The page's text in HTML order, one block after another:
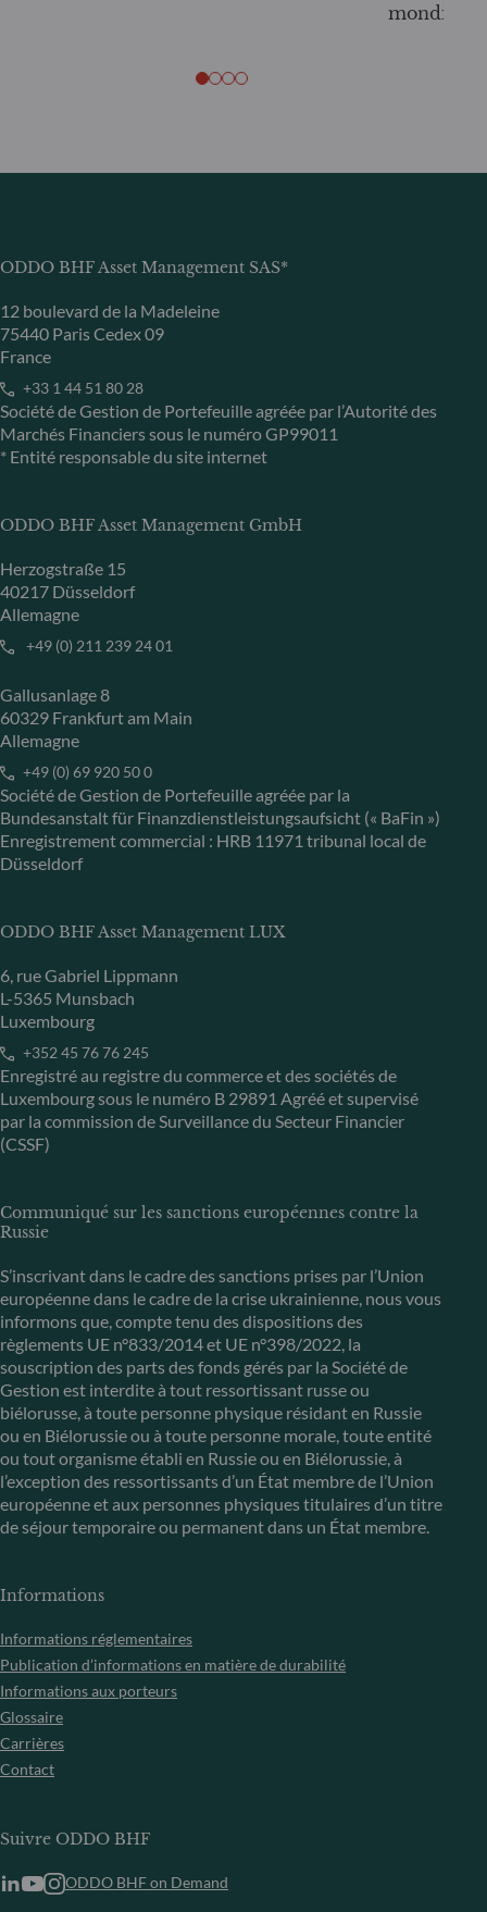
mondiale
ODDO BHF Asset Management SAS*
12 boulevard de la Madeleine
75440 Paris Cedex 09
France
+33 1 44 51 80 28
Société de Gestion de Portefeuille agréée par l’Autorité des
Marchés Financiers sous le numéro GP99011
* Entité responsable du site internet
ODDO BHF Asset Management GmbH
Herzogstraße 15
40217 Düsseldorf
Allemagne
+49 (0) 211 239 24 01
Gallusanlage 8
60329 Frankfurt am Main
Allemagne
+49 (0) 69 920 50 0
Société de Gestion de Portefeuille agréée par la
Bundesanstalt für Finanzdienstleistungsaufsicht (« BaFin »)
Enregistrement commercial : HRB 11971 tribunal local de
Düsseldorf
ODDO BHF Asset Management LUX
6, rue Gabriel Lippmann
L-5365 Munsbach
Luxembourg
+352 45 76 76 245
Enregistré au registre du commerce et des sociétés de
Luxembourg sous le numéro B 29891 Agréé et supervisé
par la commission de Surveillance du Secteur Financier
(CSSF)
Communiqué sur les sanctions européennes contre la
Russie
S’inscrivant dans le cadre des sanctions prises par l’Union
européenne dans le cadre de la crise ukrainienne, nous vous
informons que, compte tenu des dispositions des
règlements UE n°833/2014 et UE n°398/2022, la
souscription des parts des fonds gérés par la Société de
Gestion est interdite à tout ressortissant russe ou
biélorusse, à toute personne physique résidant en Russie
ou en Biélorussie ou à toute personne morale, toute entité
ou tout organisme établi en Russie ou en Biélorussie, à
l’exception des ressortissants d’un État membre de l’Union
européenne et aux personnes physiques titulaires d’un titre
de séjour temporaire ou permanent dans un État membre.
Informations
Informations réglementaires
Publication d’informations en matière de durabilité
Informations aux porteurs
Glossaire
Carrières
Contact
Suivre ODDO BHF
ODDO BHF on Demand